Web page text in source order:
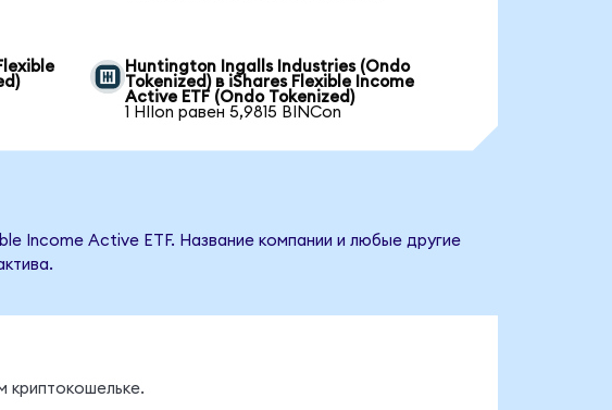
Huntington Ingalls Industries (Ondo
Tokenized) в iShares Flexible Income
Active ETF (Ondo Tokenized)
1 HIIon равен 5,9815 BINCon
Income Active ETF. Название компании и любые другие
криптокошельке.